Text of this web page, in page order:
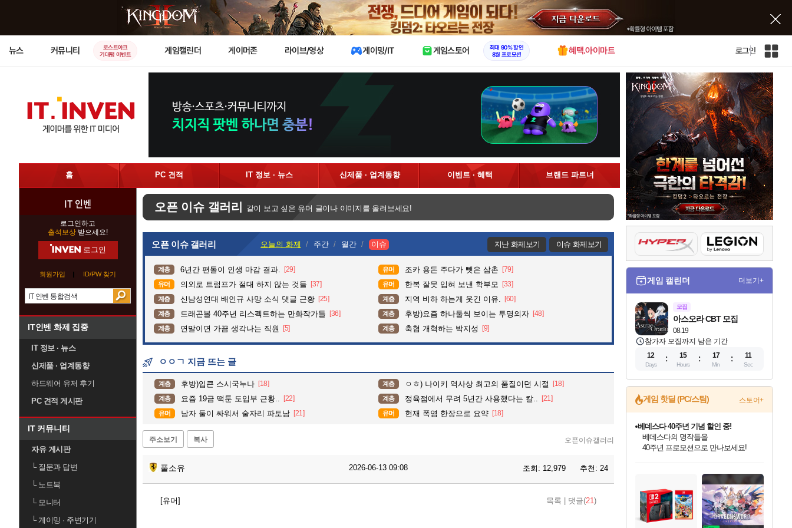
X
뉴스 커뮤니티
로스트아크
기대평 이벤트
게임캘린더 게이머존 라이브/영상 게이밍/IT 게임스토어
최대 90% 할인
8월 프로모션
혜택.아이마트 로그인
인
전
체
사
이
트
맵
홈 PC 견적 IT 정보 · 뉴스 신제품 · 업계동향 이벤트 · 혜택 브랜드 파트너
IT 인벤
로그인하고
출석보상 받으세요!
로그인
회원가입 ID/PW 찾기
IT인벤 화제 집중
IT 정보 · 뉴스
신제품 · 업계동향
하드웨어 유저 후기
PC 견적 게시판
IT 커뮤니티
자유 게시판
└질문과 답변
└노트북
└모니터
└게이밍 · 주변기기
오픈 이슈 갤러리 같이 보고 싶은 유머 글이나 이미지를 올려보세요!
오픈 이슈 갤러리 오늘의 화제 주간 월간 이슈 지난 화제보기 이슈 화제보기
계층 6년간 편돌이 인생 마감 결과. [29] 유머 조카 용돈 주다가 뺏은 삼촌 [79]
유머 의외로 트럼프가 절대 하지 않는 것들 [37] 유머 한복 잘못 입혀 보낸 학부모 [33]
계층 신남성연대 배인규 사망 소식 댓글 근황 [25] 계층 지역 비하 하는게 웃긴 이유. [60]
계층 드래곤볼 40주년 리스펙트하는 만화작가들 [36] 계층 후방)요즘 하나둘씩 보이는 투명의자 [48]
계층 연말이면 가끔 생각나는 직원 [5] 계층 축협 개혁하는 박지성 [9]
ㅇㅇㄱ 지금 뜨는 글
계층 후방)입큰 스시국누나 [18] 계층 ㅇㅎ) 나이키 역사상 최고의 품질이던 시절 [18]
계층 요즘 19금 떡툰 도입부 근황.. [22] 계층 정육점에서 무려 5년간 사용했다는 칼.. [21]
유머 남자 둘이 싸워서 술자리 파토남 [21] 유머 현재 폭염 한장으로 요약 [18]
주소보기 복사 오픈이슈갤러리
풀소유 2026-06-13 09:08 조회: 12,979 추천: 24
[유머] 목록 댓글(21)
게임 캘린더 더보기+
모집
08.19
아스오라 CBT 모집
참가자 모집까지 남은 기간
12
Days
15
Hours
17
Min
10
Sec
게임 핫딜 (PC/스팀) 스토어+
최대 90% 할인가를 만나보세요!
네이버혜택과 함께 만나보세요!
50%할인&추가 적립까지!
이니&베니 혜택까지!
네이버 혜택가와 함께 예약하세요!
할인&네이버혜택으로 만나보세요!
네이버페이 혜택과 만나보세요!
베데스다 40주년 기념 할인 중!
베데스다의 명작들을
40주년 프로모션으로 만나보세요!
네이버 포인트 혜택까지!
할인가에 만나보세요!
일부 에디션 상시 할인!
혜택으로 예약 판매 중
편안하게 충전하세요